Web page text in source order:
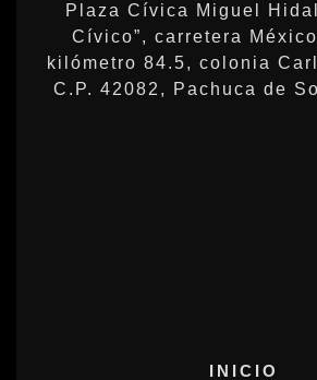
Plaza Cívica Miguel
Cívico”, carretera
kilómetro 84.5, colonia
C.P. 42082, Pachuca de
INICIO